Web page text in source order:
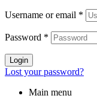
Username or email *
Password *
Login
Lost your password?
Main menu